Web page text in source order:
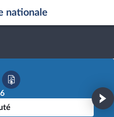
nationale